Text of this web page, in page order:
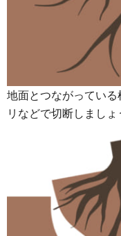
地面とつながってい
リなどで切断しましょ